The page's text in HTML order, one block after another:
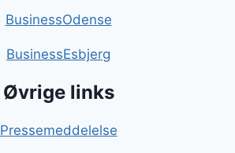
BusinessOdense
BusinessEsbjerg
Øvrige links
Pressemeddelelse